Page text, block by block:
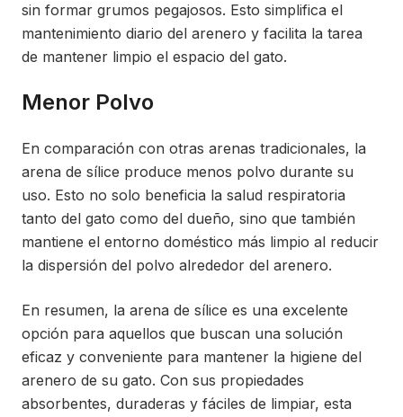
sin formar grumos pegajosos. Esto simplifica el
mantenimiento diario del arenero y facilita la tarea
de mantener limpio el espacio del gato.
Menor Polvo
En comparación con otras arenas tradicionales, la
arena de sílice produce menos polvo durante su
uso. Esto no solo beneficia la salud respiratoria
tanto del gato como del dueño, sino que también
mantiene el entorno doméstico más limpio al reducir
la dispersión del polvo alrededor del arenero.
En resumen, la arena de sílice es una excelente
opción para aquellos que buscan una solución
eficaz y conveniente para mantener la higiene del
arenero de su gato. Con sus propiedades
absorbentes, duraderas y fáciles de limpiar, esta